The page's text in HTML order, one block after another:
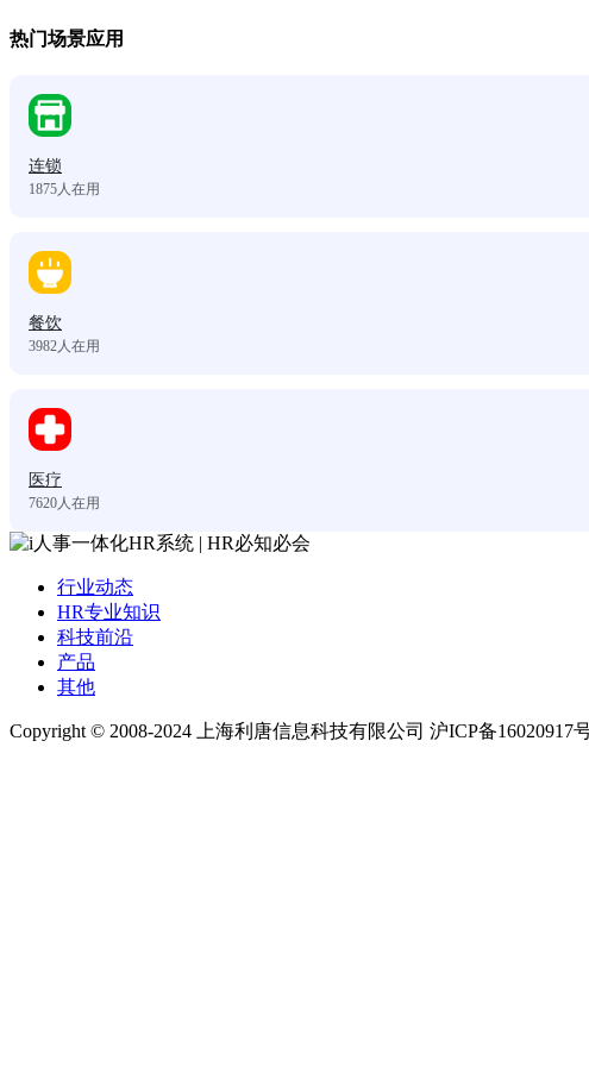
热门场景应用
连锁
1875人在用
餐饮
3982人在用
医疗
7620人在用
行业动态
HR专业知识
科技前沿
产品
其他
Copyright © 2008-2024 上海利唐信息科技有限公司 沪ICP备16020917